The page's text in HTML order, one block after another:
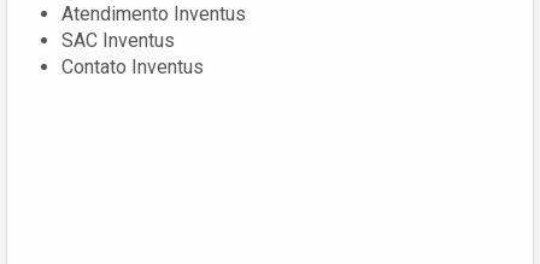
Atendimento Inventus
SAC Inventus
Contato Inventus